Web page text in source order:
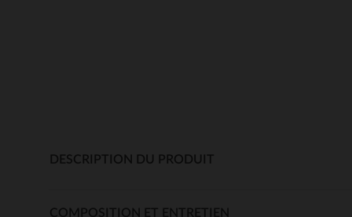
DESCRIPTION DU PRODUIT
COMPOSITION ET ENTRETIEN